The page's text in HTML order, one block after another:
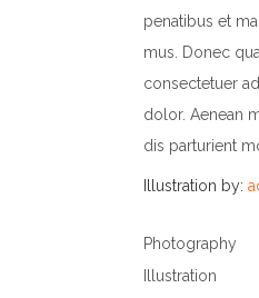
penatibus et
mus. Donec
consectetuer
dolor. Aenean
dis parturient
Illustration by:
Photography
Illustration